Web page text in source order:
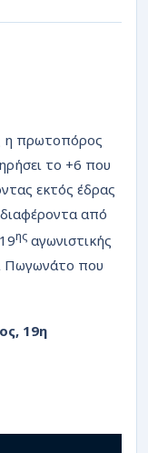
η πρωτοπόρος
το +6 που
εκτός έδρας
από
ης αγωνιστικής
Πωγωνάτο που
19η